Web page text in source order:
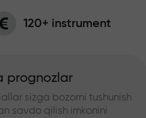
120+ instrument
prognozlar
sizga bozorni tushunish
savdo qilish imkonini